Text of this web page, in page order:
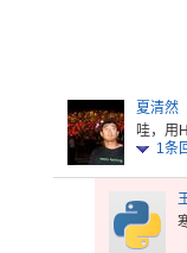
夏清然
哇，用
1条